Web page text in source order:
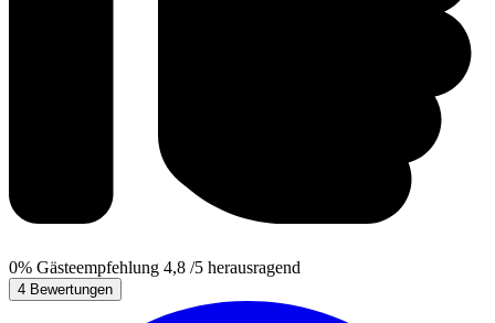
0% Gästeempfehlung 4,8 /5 herausragend
4 Bewertungen